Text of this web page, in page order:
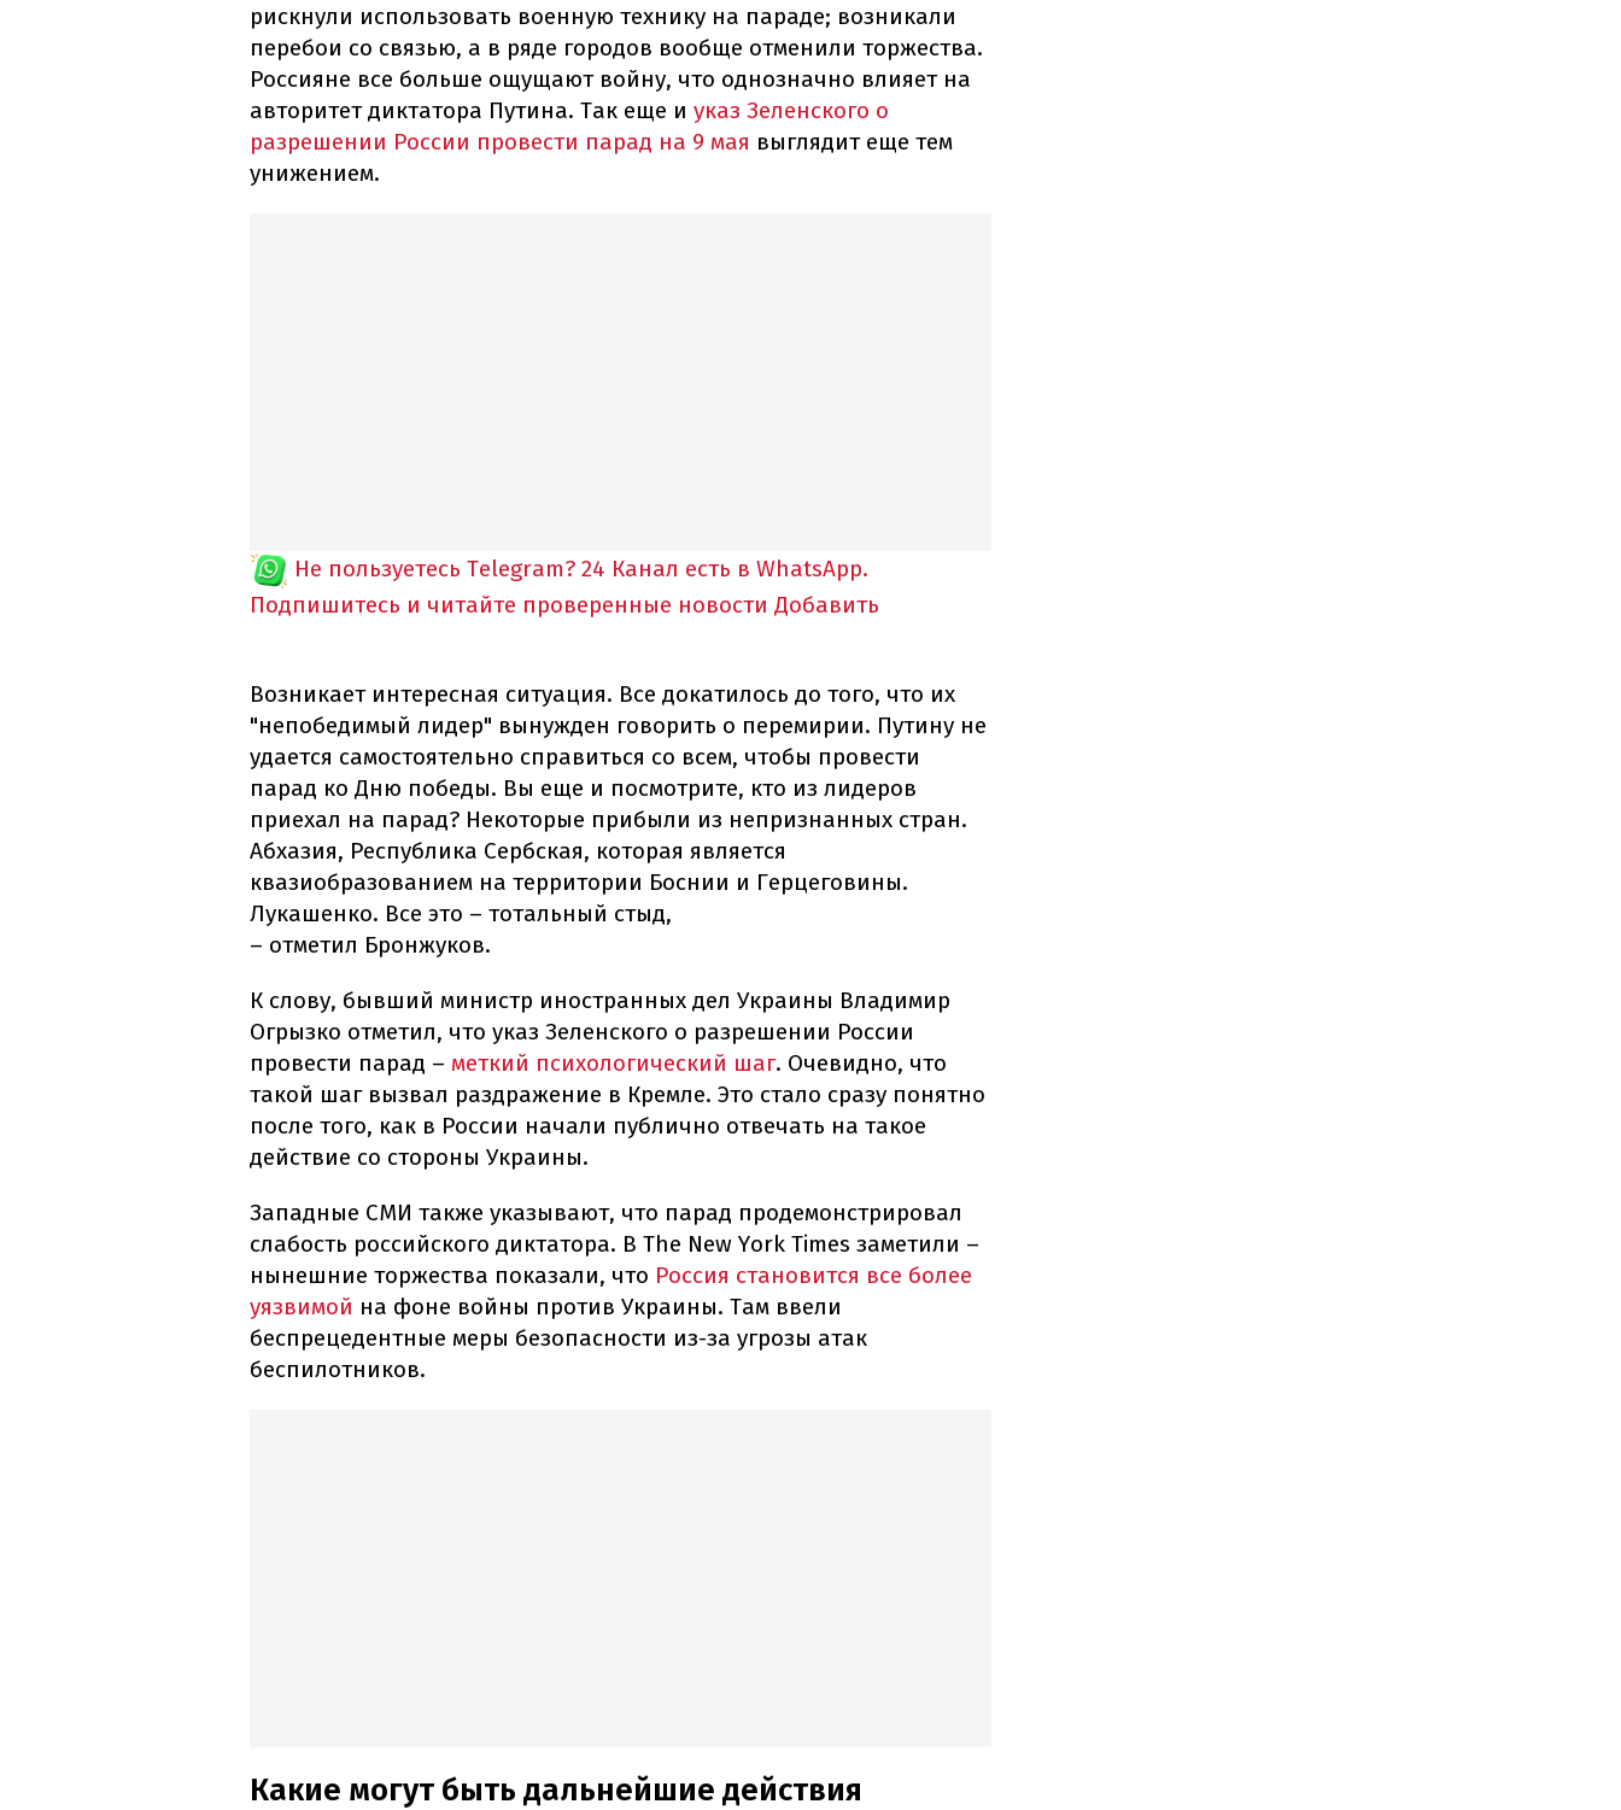
рискнули использовать военную технику на параде; возникали
перебои со связью, а в ряде городов вообще отменили торжества.
Россияне все больше ощущают войну, что однозначно влияет на
авторитет диктатора Путина. Так еще и указ Зеленского о
разрешении России провести парад на 9 мая выглядит еще тем
унижением.
Не пользуетесь Telegram? 24 Канал есть в WhatsApp.
Подпишитесь и читайте проверенные новости Добавить
Возникает интересная ситуация. Все докатилось до того, что их
"непобедимый лидер" вынужден говорить о перемирии. Путину не
удается самостоятельно справиться со всем, чтобы провести
парад ко Дню победы. Вы еще и посмотрите, кто из лидеров
приехал на парад? Некоторые прибыли из непризнанных стран.
Абхазия, Республика Сербская, которая является
квазиобразованием на территории Боснии и Герцеговины.
Лукашенко. Все это – тотальный стыд,
– отметил Бронжуков.
К слову, бывший министр иностранных дел Украины Владимир
Огрызко отметил, что указ Зеленского о разрешении России
провести парад – меткий психологический шаг. Очевидно, что
такой шаг вызвал раздражение в Кремле. Это стало сразу понятно
после того, как в России начали публично отвечать на такое
действие со стороны Украины.
Западные СМИ также указывают, что парад продемонстрировал
слабость российского диктатора. В The New York Times заметили –
нынешние торжества показали, что Россия становится все более
уязвимой на фоне войны против Украины. Там ввели
беспрецедентные меры безопасности из-за угрозы атак
беспилотников.
Какие могут быть дальнейшие действия